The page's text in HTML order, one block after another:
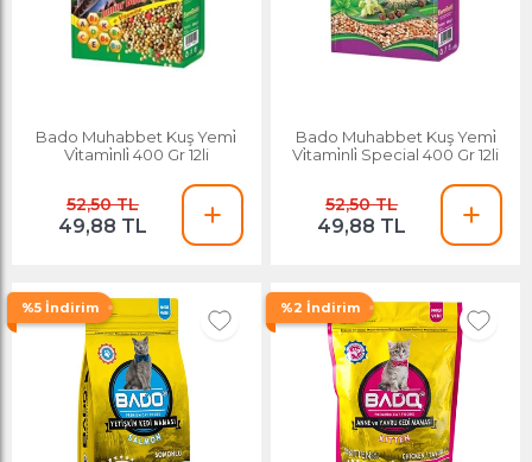
Bado Muhabbet Kuş Yemi̇
Vi̇tami̇nli̇ 400 Gr 12li
52,50 TL
49,88 TL
Bado Muhabbet Kuş Yemi̇
Vi̇tami̇nli̇ Special 400 Gr 12li
52,50 TL
49,88 TL
%5 İndirim %2 İndirim